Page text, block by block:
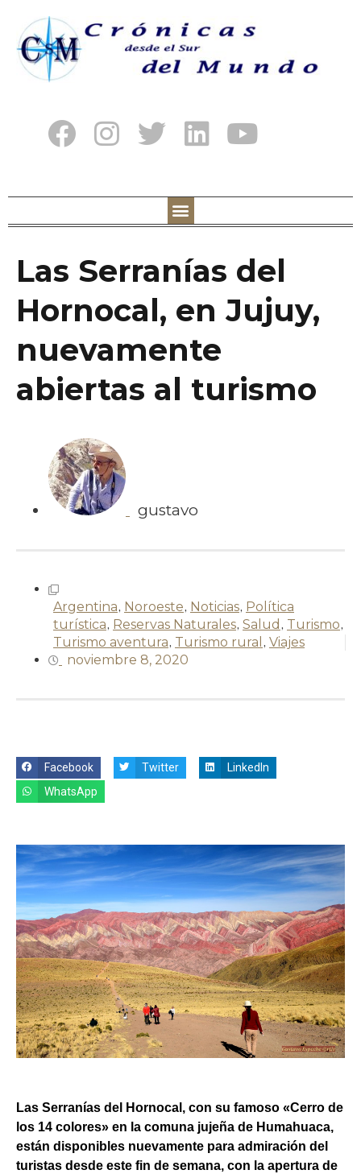
Las Serranías del
Hornocal, en Jujuy,
nuevamente
abiertas al turismo
gustavo
Argentina, Noroeste, Noticias, Política
turística, Reservas Naturales, Salud , Turismo,
Turismo aventura, Turismo rural , Viajes
noviembre 8, 2020
Facebook Twitter
LinkedIn
WhatsApp
Las Serranías del Hornocal, con su famoso «Cerro de
los 14 colores» en la comuna jujeña de Humahuaca,
están disponibles nuevamente para admiración del
turistas desde este fin de semana, con la apertura de